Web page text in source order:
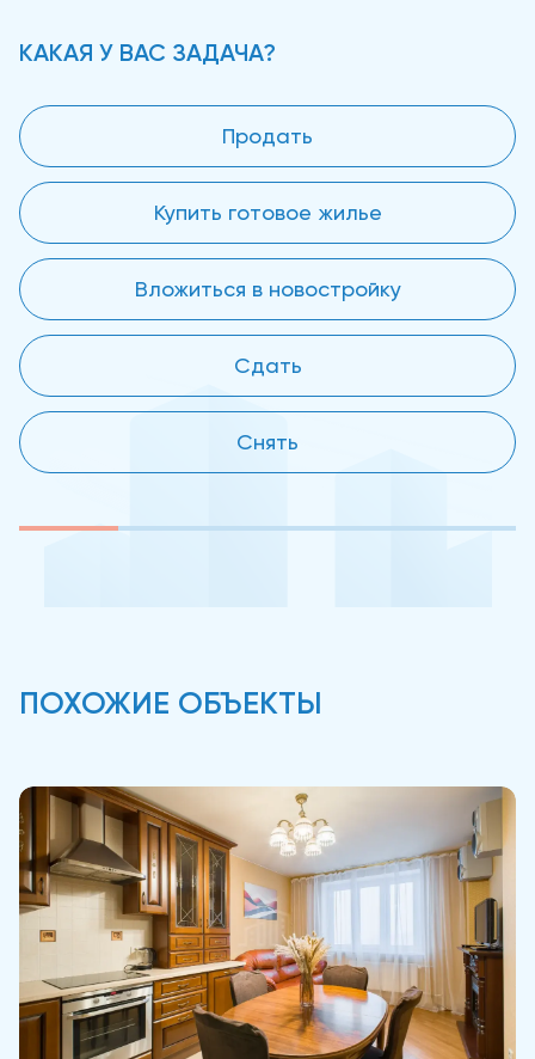
КАКАЯ У ВАС ЗАДАЧА?
Продать
Купить готовое жилье
Вложиться в новостройку
Сдать
Снять
ПОХОЖИЕ ОБЪЕКТЫ